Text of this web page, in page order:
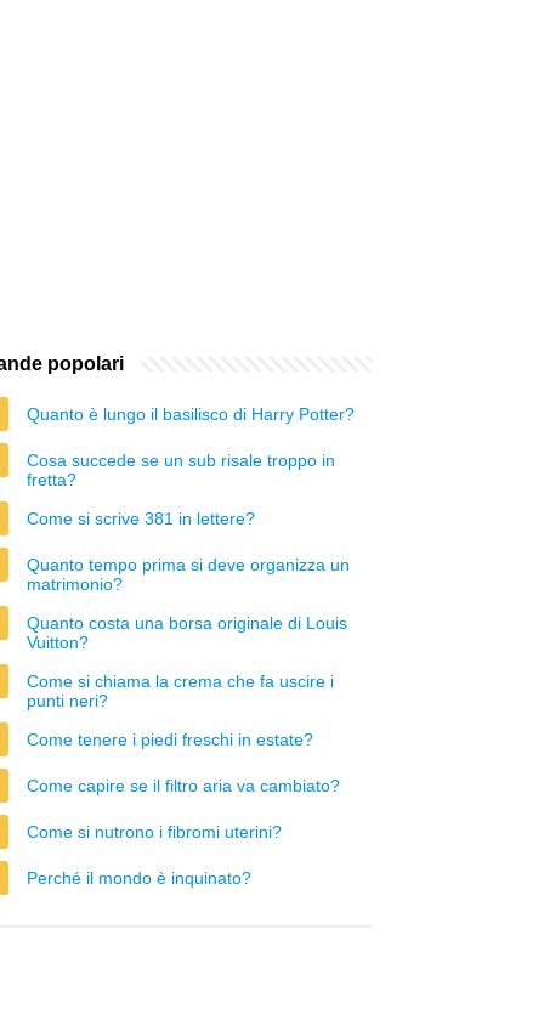
popolari
Quanto è lungo il basilisco di Harry Potter?
Cosa succede se un sub risale troppo in
fretta?
Come si scrive 381 in lettere?
Quanto tempo prima si deve organizza un
matrimonio?
Quanto costa una borsa originale di Louis
Vuitton?
Come si chiama la crema che fa uscire i
punti neri?
Come tenere i piedi freschi in estate?
Come capire se il filtro aria va cambiato?
Come si nutrono i fibromi uterini?
Perché il mondo è inquinato?